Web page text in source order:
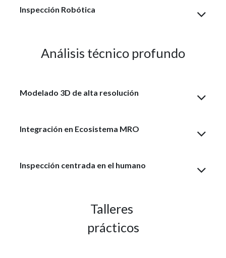
Inspección Robótica
Análisis técnico profundo
Modelado 3D de alta resolución
Integración en Ecosistema MRO
Inspección centrada en el humano
Talleres
prácticos